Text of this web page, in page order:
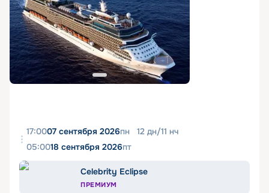
17:0007 сентября 2026пн 12 дн/11 нч
05:0018 сентября 2026пт
Celebrity Eclipse
ПРЕМИУМ